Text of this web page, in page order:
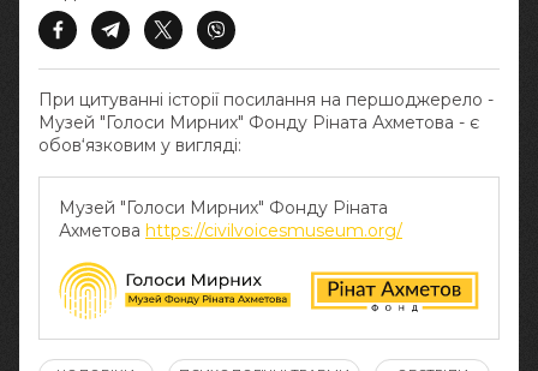
При цитуванні історії посилання на першоджерело -
Музей "Голоси Мирних" Фонду Ріната Ахметова - є
обов‘язковим у вигляді:
Музей "Голоси Мирних" Фонду Ріната
Ахметова https://civilvoicesmuseum.org/